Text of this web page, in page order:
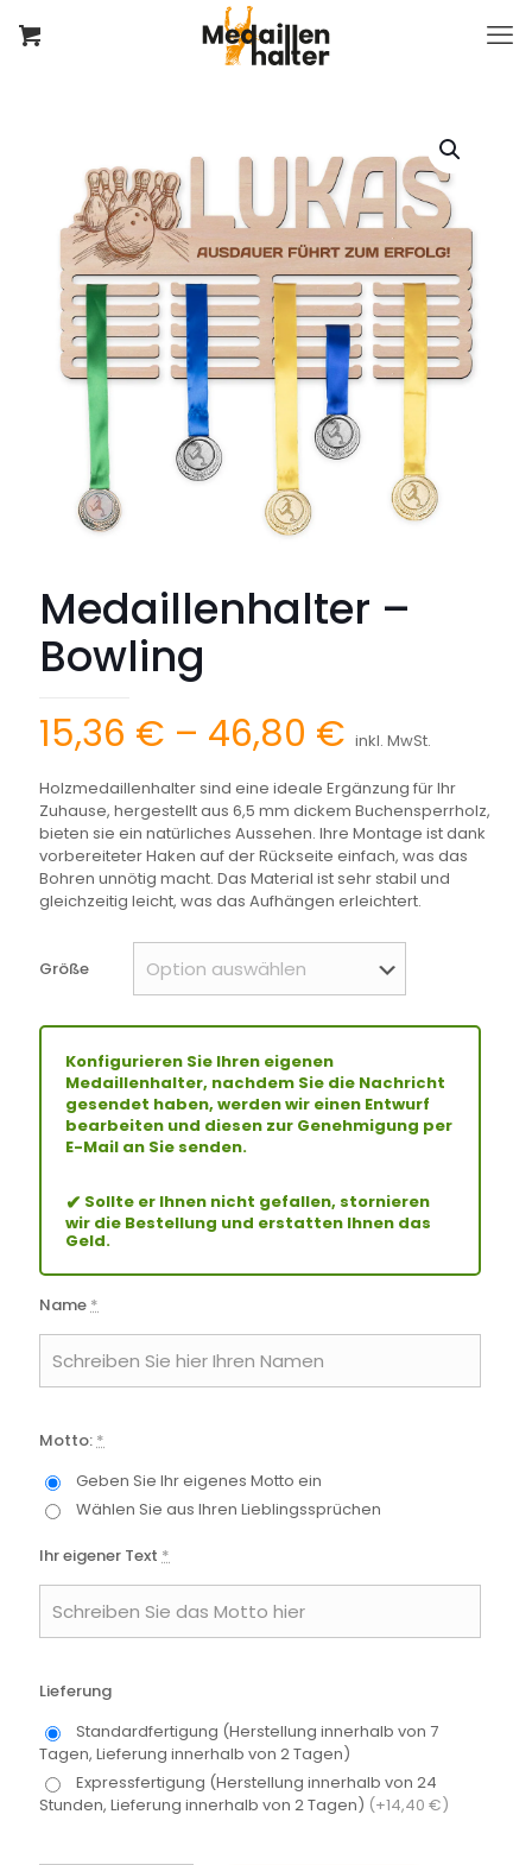
Medaillenhalter –
Bowling
15,36 € – 46,80 €
bis
46,80 €
inkl. MwSt.
Holzmedaillenhalter sind eine ideale Ergänzung für Ihr
Zuhause, hergestellt aus 6,5 mm dickem Buchensperrholz,
bieten sie ein natürliches Aussehen. Ihre Montage ist dank
vorbereiteter Haken auf der Rückseite einfach, was das
Bohren unnötig macht. Das Material ist sehr stabil und
gleichzeitig leicht, was das Aufhängen erleichtert.
Größe
Konfigurieren Sie Ihren eigenen
Medaillenhalter, nachdem Sie die Nachricht
gesendet haben, werden wir einen Entwurf
bearbeiten und diesen zur Genehmigung per
E-Mail an Sie senden.
✔ Sollte er Ihnen nicht gefallen, stornieren
wir die Bestellung und erstatten Ihnen das
Geld.
Name *
Motto: *
Geben Sie Ihr eigenes Motto ein
Wählen Sie aus Ihren Lieblingssprüchen
Ihr eigener Text *
Lieferung
Standardfertigung (Herstellung innerhalb von 7
Tagen, Lieferung innerhalb von 2 Tagen)
Expressfertigung (Herstellung innerhalb von 24
Stunden, Lieferung innerhalb von 2 Tagen) (+14,40 €)